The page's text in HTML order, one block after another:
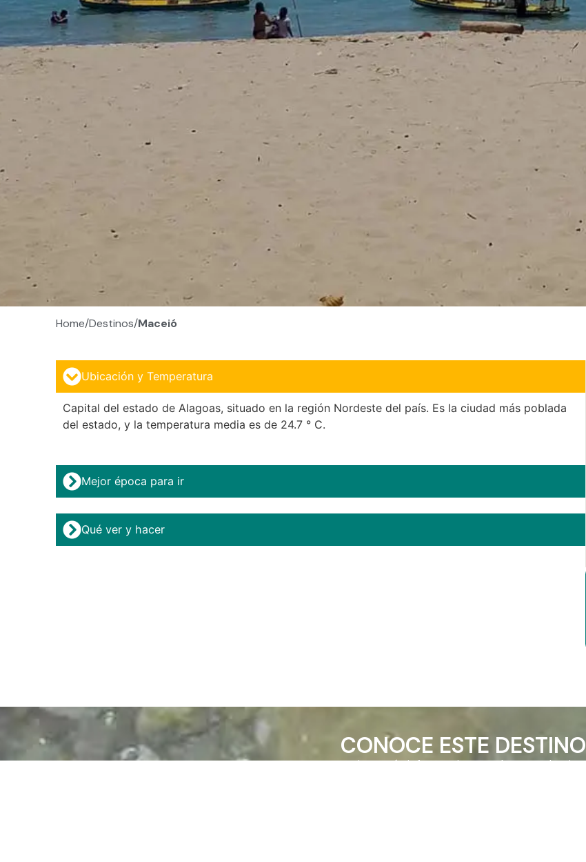
Home/Destinos/Maceió
Ubicación y Temperatura
Capital del estado de Alagoas, situado en la región Nordeste del país. Es la ciudad más poblada
del estado, y la temperatura media es de 24.7 ° C.
Mejor época para ir
Qué ver y hacer
CONOCE ESTE DESTINO
Quiero más informaciones sobre ese destino